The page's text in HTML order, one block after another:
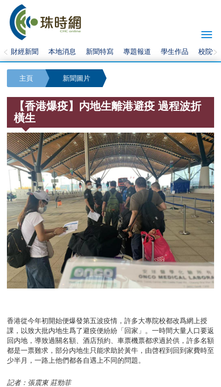
財經新聞 本地消息 新聞特寫 專題報道 學生作品 校院快
主頁 新聞圖片
【香港爆疫】内地生離港避疫 過程波折
橫生
香港從今年初開始便爆發第五波疫情，許多大專院校都改爲網上授
課，以致大批内地生爲了避疫便紛紛「回家」。一時間大量人口要返
回内地，導致過關名額、酒店預約、車票機票都求過於供，許多名額
都是一票難求，部分内地生只能求助於黃牛，由啓程到回到家費時至
少半月，一路上他們都各自遇上不同的問題。
記者： 張震東 莊勁菲